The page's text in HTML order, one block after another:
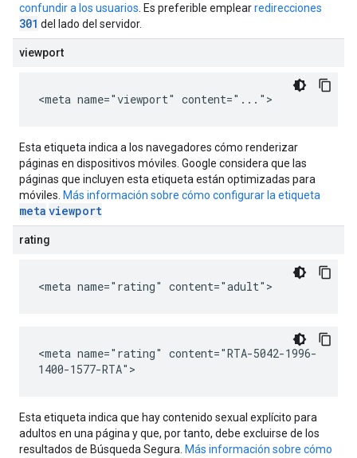
confundir a los usuarios . Es preferible emplearredirecciones
301 del lado del servidor.
viewport
<meta name="viewport" content="...">
Esta etiqueta indica a los navegadores cómo renderizar
páginas en dispositivos móviles. Google considera que las
páginas que incluyen esta etiqueta están optimizadas para
móviles. Más información sobre cómo configurar la etiqueta
meta viewport
rating
<meta name="rating" content="adult">
<meta name="rating" content="RTA-5042-1996-
1400-1577-RTA">
Esta etiqueta indica que hay contenido sexual explícito para
adultos en una página y que, por tanto, debe excluirse de los
resultados de Búsqueda Segura. Más información sobre cómo